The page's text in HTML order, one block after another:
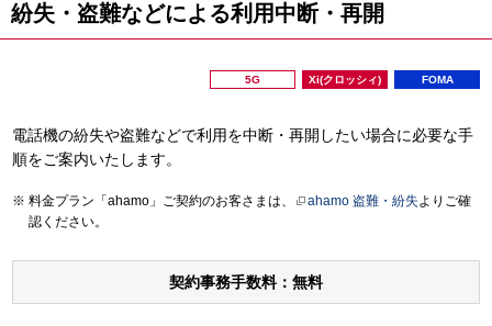
紛失・盗難などによる利用中断・再開
5G Xi(クロッシィ) FOMA
契約事務手数料：無料
電話機の紛失や盗難などで利用を中断・再開したい場合に必要な手
順をご案内いたします。
料金プラン「ahamo」ご契約のお客さまは、 ahamo 盗難・紛失よりご確
認ください。